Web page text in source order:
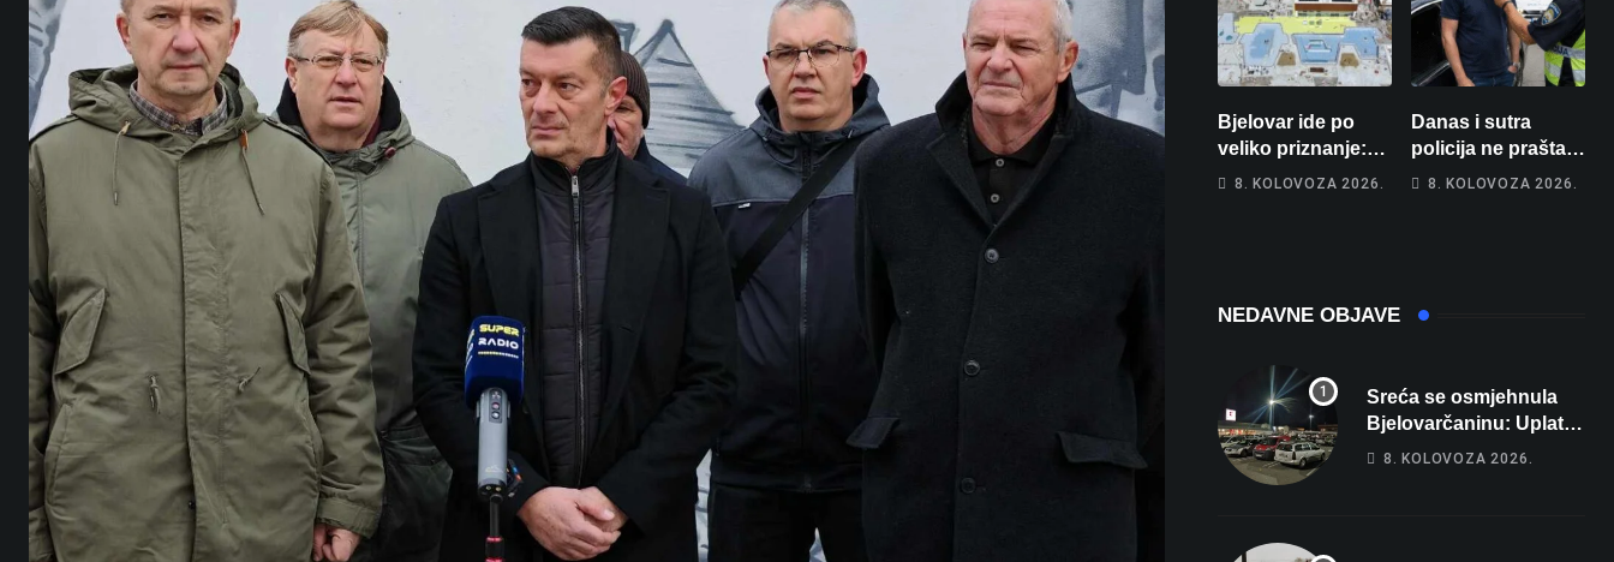
Bjelovar ide po
veliko priznanje:
Hrebak danas u
prvenstva
8. KOLOVOZA 2026.
Danas i sutra
policija ne prašta:
Na cestama su
8. KOLOVOZA 2026.
NEDAVNE OBJAVE
Sreća se osmjehnula
Bjelovarčaninu: Uplatio
samo 4 eura, a osvojio
8. KOLOVOZA 2026.